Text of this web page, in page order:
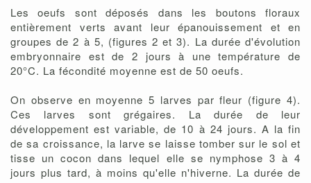
Les oeufs sont déposés dans les boutons floraux
entièrement verts avant leur épanouissement et en
groupes de 2 à 5, (figures 2 et 3). La durée d'évolution
embryonnaire est de 2 jours à une température de
20°C. La fécondité moyenne est de 50 oeufs.
On observe en moyenne 5 larves par fleur (figure 4).
Ces larves sont grégaires. La durée de leur
développement est variable, de 10 à 24 jours. A la fin
de sa croissance, la larve se laisse tomber sur le sol et
tisse un cocon dans lequel elle se nymphose 3 à 4
jours plus tard, à moins qu'elle n'hiverne. La durée de